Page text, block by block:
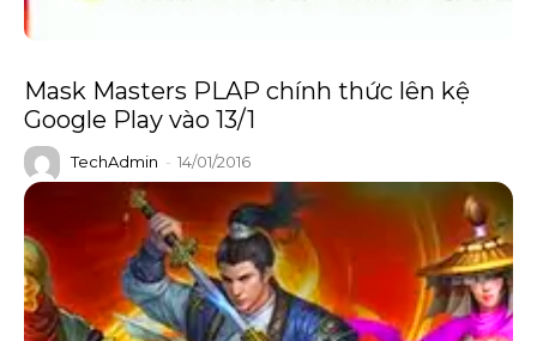
Mask Masters PLAP chính thức lên kệ
Google Play vào 13/1
TechAdmin - 14/01/2016